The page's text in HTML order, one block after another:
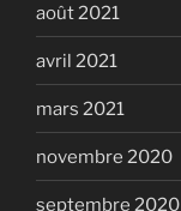
août 2021
avril 2021
mars 2021
novembre 2020
septembre 2020